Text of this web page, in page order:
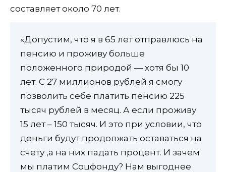
составляет около 70 лет.
«Допустим, что я в 65 лет отправлюсь на
пенсию и проживу больше
положенного природой — хотя бы 10
лет. С 27 миллионов рублей я смогу
позволить себе платить пенсию 225
тысяч рублей в месяц. А если проживу
15 лет – 150 тысяч. И это при условии, что
деньги будут продолжать оставаться на
счету ,а на них падать процент. И зачем
мы платим Соцфонду? Нам выгоднее